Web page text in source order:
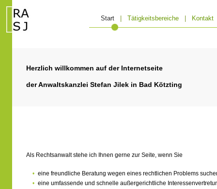
Start Tätigkeitsbereiche Kontakt
Herzlich willkommen auf der Internetseite
der Anwaltskanzlei Stefan Jilek in Bad Kötzting
Als Rechtsanwalt stehe ich Ihnen gerne zur Seite, wenn Sie
• eine freundliche Beratung wegen eines rechtlichen Problems
• eine umfassende und schnelle außergerichtliche